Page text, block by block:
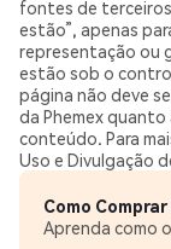
fontes de
estão”, apenas
representação ou
estão sob o
página não deve
da Phemex
conteúdo. Para
Uso e Divulgação
Como Comprar
Aprenda como